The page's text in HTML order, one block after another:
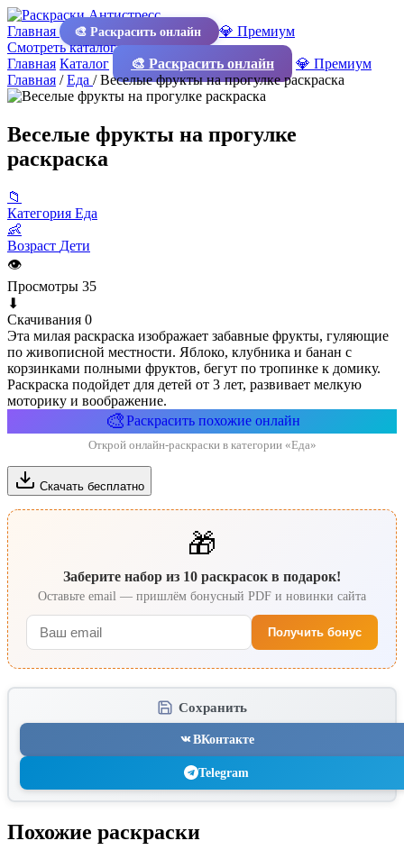
Главная 🎨 Раскрасить онлайн
💎 Премиум
Смотреть каталог
Главная Каталог 🎨 Раскрасить онлайн
💎 Премиум
Главная /Еда /Веселые фрукты на прогулке раскраска
Веселые фрукты на прогулке
раскраска
📁
Категория Еда
👶
Возраст Дети
👁
Просмотры 35
⬇
Скачивания 0
Эта милая раскраска изображает забавные фрукты, гуляющие
по живописной местности. Яблоко, клубника и банан с
корзинками полными фруктов, бегут по тропинке к домику.
Раскраска подойдет для детей от 3 лет, развивает мелкую
моторику и воображение.
🎨Раскрасить похожие онлайн
Открой онлайн-раскраски в категории «Еда»
Скачать бесплатно
🎁
Заберите набор из 10 раскрасок в подарок!
Оставьте email — пришлём бонусный PDF и новинки сайта
Получить бонус
Сохранить
ВКонтакте
Telegram
Похожие раскраски